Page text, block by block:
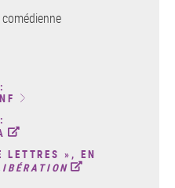
comédienne
LETTRES », EN